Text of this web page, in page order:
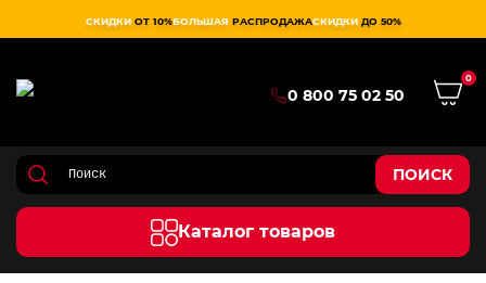
СКИДКИ ОТ 10%БОЛЬШАЯ РАСПРОДАЖАСКИДКИ ДО 50%
0 800 75 02 50
0
ПОИСК
Каталог товаров